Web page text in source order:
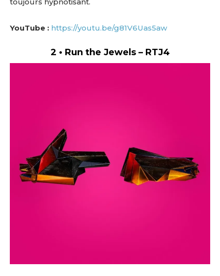
YouTube : https://youtu.be/g81V6Uas5aw
2 • Run the Jewels – RTJ4